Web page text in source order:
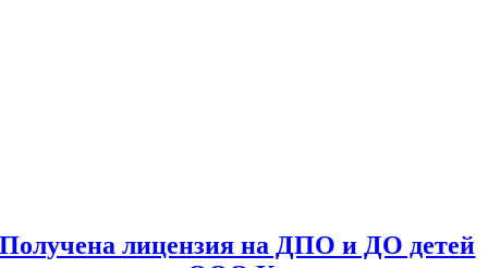
Получена лицензия на ДПО и ДО детей